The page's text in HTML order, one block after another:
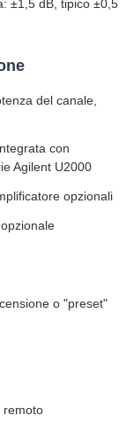
±1,5 dB, tipico ±0,5
del canale,
con
Agilent U2000
opzionali
o "preset"
remoto